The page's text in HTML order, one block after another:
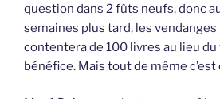
question dans 2 fûts neufs, donc
semaines plus tard, les
contentera de 100 livres au lieu du
bénéfice. Mais tout de même